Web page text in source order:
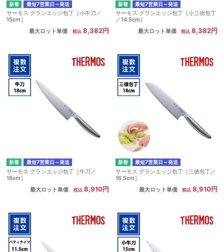
最短7営業日～発送
サーモス グランエッジ包丁［小牛刀／
15cm］
最大ロット単価
8,382円
最短7営業日～発送
サーモス グランエッジ包丁［小三徳包丁
／14.5cm］
最大ロット単価
8,382円
最短7営業日～発送
サーモス グランエッジ包丁［牛刀／
18cm］
最大ロット単価
8,910円
最短7営業日～発送
サーモス グランエッジ包丁［三徳包丁／
16.5cm］
最大ロット単価
8,910円